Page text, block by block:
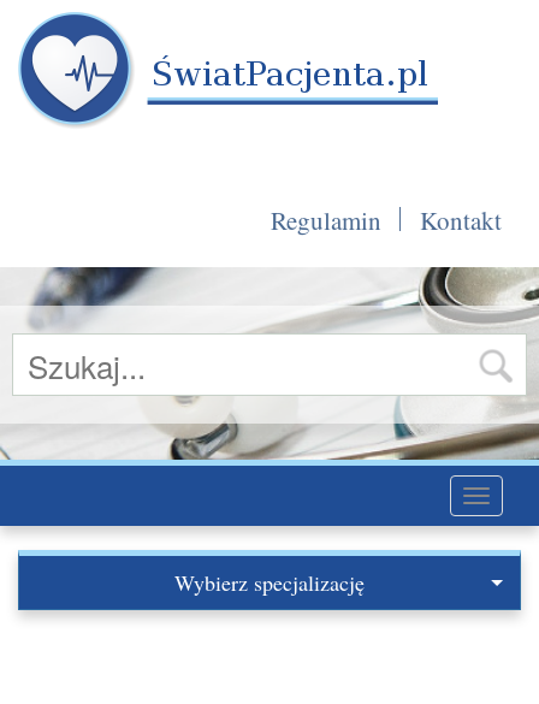
Regulamin Kontakt
Toggle
Wybierz specjalizację